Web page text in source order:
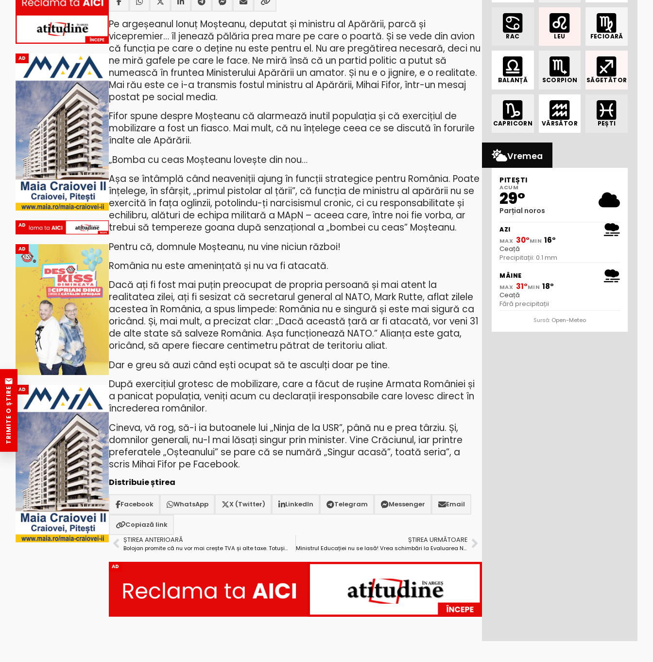
AD
AD
AD
AD
Pe argeșeanul Ionuț Moșteanu, deputat și ministru al Apărării, parcă și
vicepremier… îl jenează pălăria prea mare pe care o poartă. Și se vede din avion
că funcția pe care o deține nu este pentru el. Nu are pregătirea necesară, deci nu
ne miră gafele pe care le face. Ne miră însă că un partid politic a putut să
numească în fruntea Ministerului Apărării un amator. Și nu e o jignire, e o realitate.
Mai rău este ce i-a transmis fostul ministru al Apărării, Mihai Fifor, într-un mesaj
postat pe social media.
Fifor spune despre Moșteanu că alarmează inutil populația și că exercițiul de
mobilizare a fost un fiasco. Mai mult, că nu înțelege ceea ce se discută în forurile
înalte ale Apărării.
„Bomba cu ceas Moșteanu lovește din nou…
Așa se întâmplă când neaveniții ajung în funcții strategice pentru România. Poate
înțelege, în sfârșit, „primul pistolar al țării”, că funcția de ministru al apărării nu se
exercită în fața oglinzii, potolindu-ți narcisismul cronic, ci cu responsabilitate și
echilibru, alături de echipa militară a MApN – aceea care, între noi fie vorba, ar
trebui să tempereze goana după senzațional a „bombei cu ceas” Moșteanu.
Pentru că, domnule Moșteanu, nu vine niciun război!
România nu este amenințată și nu va fi atacată.
Dacă ați fi fost mai puțin preocupat de propria persoană și mai atent la
realitatea zilei, ați fi sesizat că secretarul general al NATO, Mark Rutte, aflat zilele
acestea în România, a spus limpede: România nu e singură și este mai sigură ca
oricând. Și, mai mult, a precizat clar: „Dacă această țară ar fi atacată, vor veni 31
de alte state să salveze România. Așa funcționează NATO.” Alianța este gata,
oricând, să apere fiecare centimetru pătrat de teritoriu aliat.
Dar e greu să auzi când ești ocupat să te asculți doar pe tine.
După exercițiul grotesc de mobilizare, care a făcut de rușine Armata României și
a panicat populația, veniți acum cu declarații iresponsabile care lovesc direct în
încrederea românilor.
Cineva, vă rog, să-i ia butoanele lui „Ninja de la USR”, până nu e prea târziu. Și,
domnilor generali, nu-l mai lăsați singur prin minister. Vine Crăciunul, iar printre
preferatele „Oșteanului” se pare că se numără „Singur acasă”, toată seria”, a
scris Mihai Fifor pe Facebook.
Distribuie știrea
Facebook WhatsApp X (Twitter) LinkedIn Telegram Messenger Email
Copiază link
ȘTIREA ANTERIOARĂ
Bolojan promite că nu vor mai crește TVA și alte taxe. Totuși…
ȘTIREA URMĂTOARE
Ministrul Educației nu se lasă! Vrea schimbări la Evaluarea Națională la clasa a VIII-a
AD
RAC LEU FECIOARĂ
BALANȚĂ SCORPION SĂGETĂTOR
CAPRICORN VĂRSĂTOR PEȘTI
Vremea
PITEȘTI
ACUM
29°
Parțial noros
AZI
MAX 30°MIN 16°
Ceață
Precipitații: 0.1 mm
MÂINE
MAX 31°MIN 18°
Ceață
Fără precipitații
Sursă: Open-Meteo
TRIMITE O ȘTIRE